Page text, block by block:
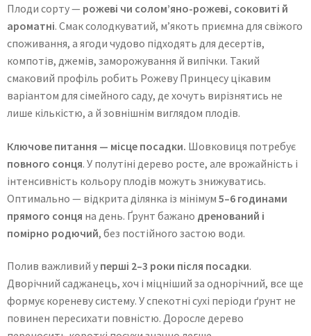
Плоди сорту — рожеві чи солом’яно-рожеві, соковиті й
ароматні. Смак солодкуватий, м’якоть приємна для свіжого
споживання, а ягоди чудово підходять для десертів,
компотів, джемів, заморожування й випічки. Такий
смаковий профіль робить Рожеву Принцесу цікавим
варіантом для сімейного саду, де хочуть вирізнятись не
лише кількістю, а й зовнішнім виглядом плодів.
Ключове питання — місце посадки. Шовковиця потребує
повного сонця. У полутіні дерево росте, але врожайність і
інтенсивність кольору плодів можуть знижуватись.
Оптимально — відкрита ділянка із мінімум 5–6 годинами
прямого сонця на день. Ґрунт бажано дренований і
помірно родючий, без постійного застою води.
Полив важливий у перші 2–3 роки після посадки.
Дворічний саджанець, хоч і міцніший за однорічний, все ще
формує кореневу систему. У спекотні сухі періоди ґрунт не
повинен пересихати повністю. Доросле дерево